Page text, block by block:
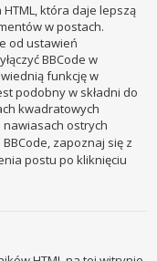
która daje lepszą
w postach.
od ustawień
BBCode w
funkcję w
podobny w składni do
kwadratowych
nawiasach ostrych
zapoznaj się z
postu po kliknięciu